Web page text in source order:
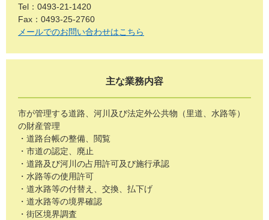
Tel：0493-21-1420
Fax：0493-25-2760
メールでのお問い合わせはこちら
主な業務内容
市が管理する道路、河川及び法定外公共物（里道、水路等）
の財産管理
・道路台帳の整備、閲覧
・市道の認定、廃止
・道路及び河川の占用許可及び施行承認
・水路等の使用許可
・道水路等の付替え、交換、払下げ
・道水路等の境界確認
・街区境界調査